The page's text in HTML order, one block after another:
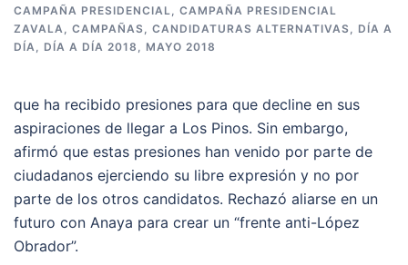
CAMPAÑA PRESIDENCIAL, CAMPAÑA PRESIDENCIAL
ZAVALA, CAMPAÑAS, CANDIDATURAS ALTERNATIVAS, DÍA A
DÍA, DÍA A DÍA 2018 , MAYO 2018
que ha recibido presiones para que decline en sus
aspiraciones de llegar a Los Pinos. Sin embargo,
afirmó que estas presiones han venido por parte de
ciudadanos ejerciendo su libre expresión y no por
parte de los otros candidatos. Rechazó aliarse en un
futuro con Anaya para crear un “frente anti-López
Obrador”.